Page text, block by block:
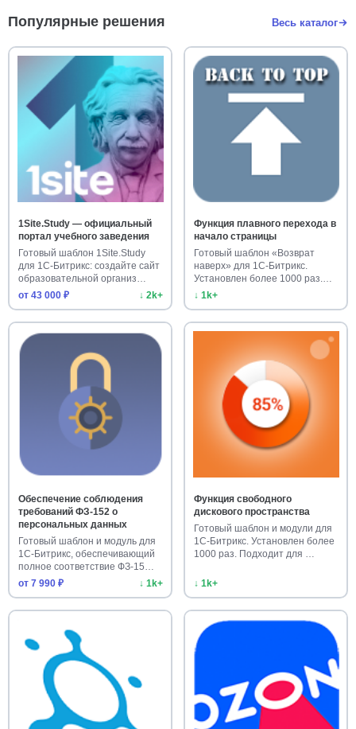
Популярные решения Весь каталог
1Site.Study — официальный
портал учебного заведения
Готовый шаблон 1Site.Study
для 1С-Битрикс: создайте сайт
образовательной организ…
от 43 000 ₽
↓ 2k+
Функция плавного перехода в
начало страницы
Готовый шаблон «Возврат
наверх» для 1С-Битрикс.
Установлен более 1000 раз.
Улучш…
↓ 1k+
Обеспечение соблюдения
требований ФЗ-152 о
персональных данных
Готовый шаблон и модуль для
1С-Битрикс, обеспечивающий
полное соответствие ФЗ-15…
от 7 990 ₽
↓ 1k+
Функция свободного
дискового пространства
Готовый шаблон и модули для
1С-Битрикс. Установлен более
1000 раз. Подходит для …
↓ 1k+